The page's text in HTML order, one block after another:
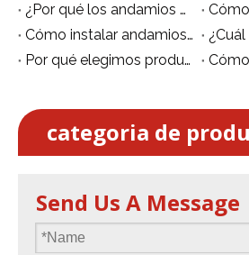
¿Por qué los andamios de aluminio se están volviendo populares?
Cómo instalar andamios de aluminio de forma segura.
Por qué elegimos producir andamios de aluminio
categoria de
Send Us A Message